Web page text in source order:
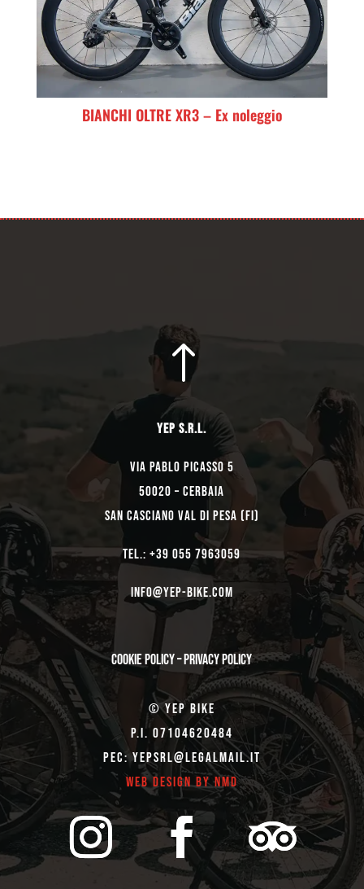
BIANCHI OLTRE XR3 – Ex noleggio
!
YEP s.r.l.
Via Pablo Picasso 5
50020 – Cerbaia
San Casciano Val di Pesa (FI)
TEL.: +39 055 7963059
Info@yep-Bike.com
Cookie Policy–Privacy Policy
© Yep Bike
P.I. 07104620484
Pec: yepsrl@legalmail.it
Web Design by NMD